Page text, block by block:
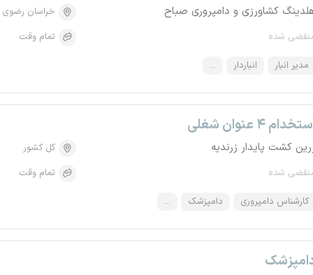
کشاورزی و دامپروری صباح
شده
خراسان رضوی
تمام وقت
مدیر انبار انباردار ...
۴ عنوان شغلی
کشت پایدار زرندیه
شده
کل کشور
تمام وقت
کارشناس دامپروری دامپزشک ...